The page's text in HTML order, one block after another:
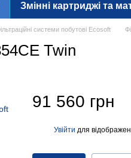
Змінні картриджі та
системи побутові Ecosoft
Twin
91 560 грн
Увійти для